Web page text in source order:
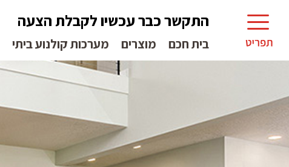
התקשר כבר עכשיו לקבלת הצעה
בית חכם מוצרים מערכות קולנוע ביתי